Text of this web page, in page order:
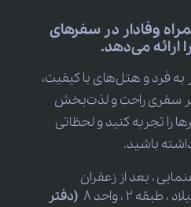
وفادار در سفرهای
ارائه می‌دهد.
به فرد و هتل‌های با کیفیت،
سفری راحت و لذت‌بخش
را تجربه کنید و لحظاتی
باشید.
، بعد از زعفران
2 ، واحد 8
(دفتر